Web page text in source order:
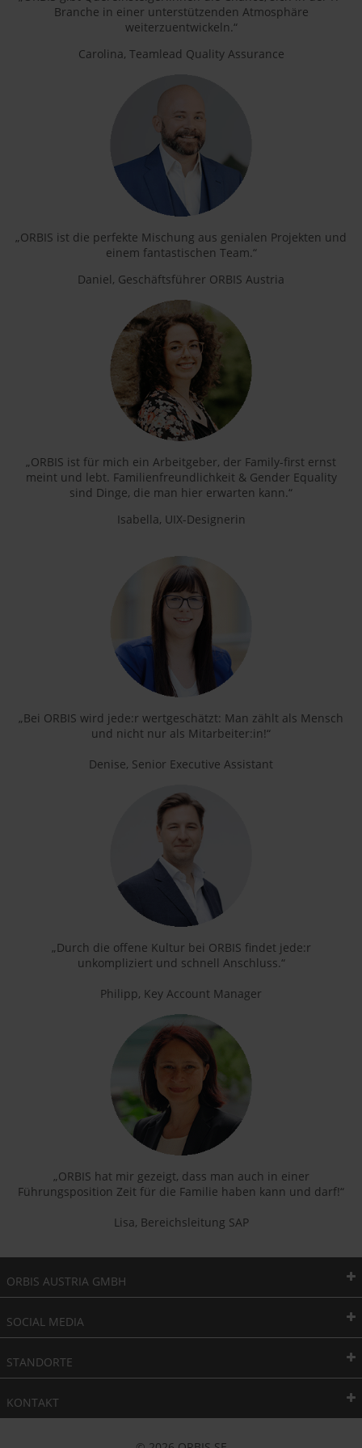
Branche in einer unterstützenden Atmosphäre
weiterzuentwickeln.“
Carolina, Teamlead Quality Assurance
„ORBIS ist die perfekte Mischung aus genialen Projekten und
einem fantastischen Team.“
Daniel, Geschäftsführer ORBIS Austria
„ORBIS ist für mich ein Arbeitgeber, der Family-first ernst
meint und lebt. Familienfreundlichkeit & Gender Equality
sind Dinge, die man hier erwarten kann.“
Isabella, UIX-Designerin
„Bei ORBIS wird jede:r wertgeschätzt: Man zählt als Mensch
und nicht nur als Mitarbeiter:in!“
Denise, Senior Executive Assistant
„Durch die offene Kultur bei ORBIS findet jede:r
unkompliziert und schnell Anschluss.“
Philipp, Key Account Manager
„ORBIS hat mir gezeigt, dass man auch in einer
Führungsposition Zeit für die Familie haben kann und darf!“
Lisa, Bereichsleitung SAP
ORBIS AUSTRIA GMBH
SOCIAL MEDIA
STANDORTE
KONTAKT